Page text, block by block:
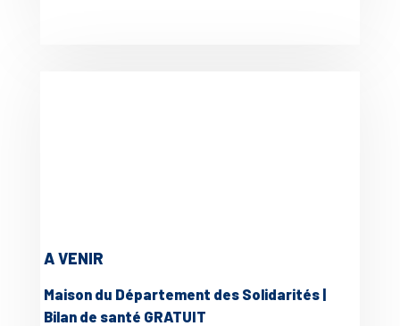
A VENIR
Maison du Département des Solidarités |
Bilan de santé GRATUIT